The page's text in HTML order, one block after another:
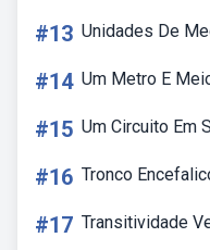
#13 Unidades De
#14 Um Metro E
#15 Um Circuito Em
#16 Tronco
#17 Transitividade